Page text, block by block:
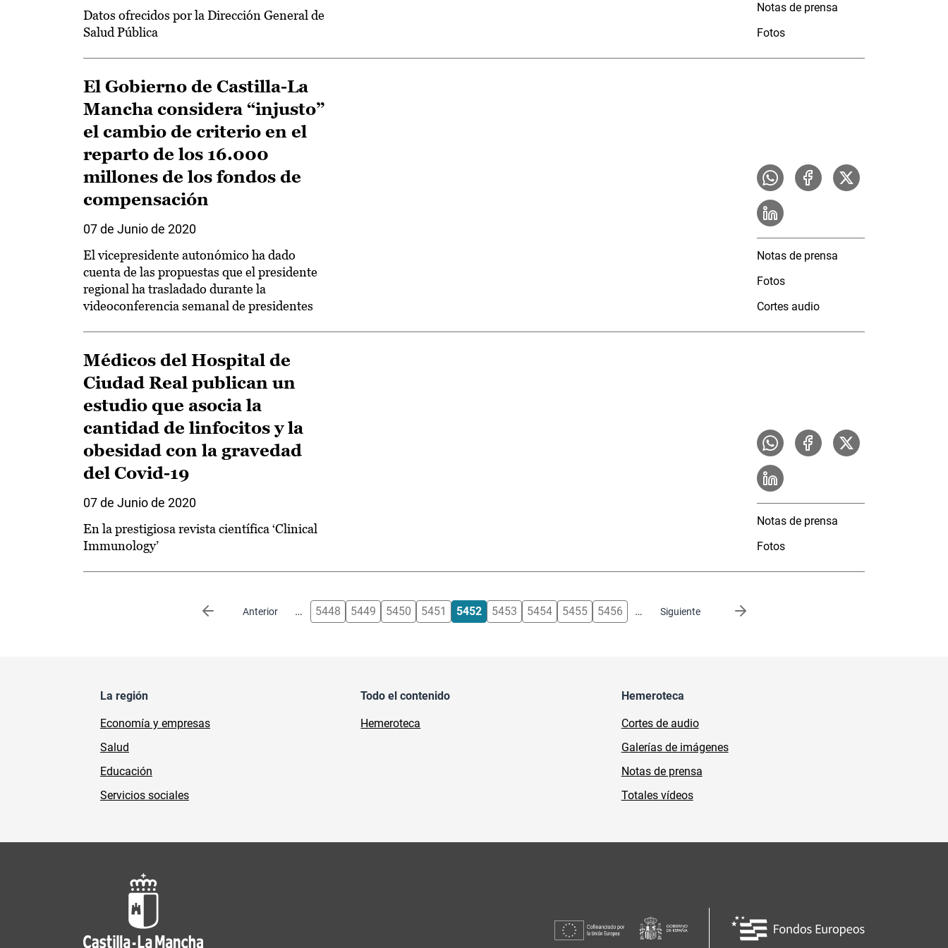
Datos ofrecidos por la Dirección General de
Salud Pública
Notas de prensa
Fotos
El Gobierno de Castilla-La
Mancha considera “injusto”
el cambio de criterio en el
reparto de los 16.000
millones de los fondos de
compensación
07 de Junio de 2020
El vicepresidente autonómico ha dado
cuenta de las propuestas que el presidente
regional ha trasladado durante la
videoconferencia semanal de presidentes
Notas de prensa
Fotos
Cortes audio
Médicos del Hospital de
Ciudad Real publican un
estudio que asocia la
cantidad de linfocitos y la
obesidad con la gravedad
del Covid-19
07 de Junio de 2020
En la prestigiosa revista científica ‘Clinical
Immunology’
Notas de prensa
Fotos
Anterior
Página anterior … 5448 5449 5450 5451 5452 5453 5454 5455 5456 … Siguiente
Siguiente página
La región
Economía y empresas
Salud
Educación
Servicios sociales
Todo el contenido
Hemeroteca
Hemeroteca
Cortes de audio
Galerías de imágenes
Notas de prensa
Totales vídeos